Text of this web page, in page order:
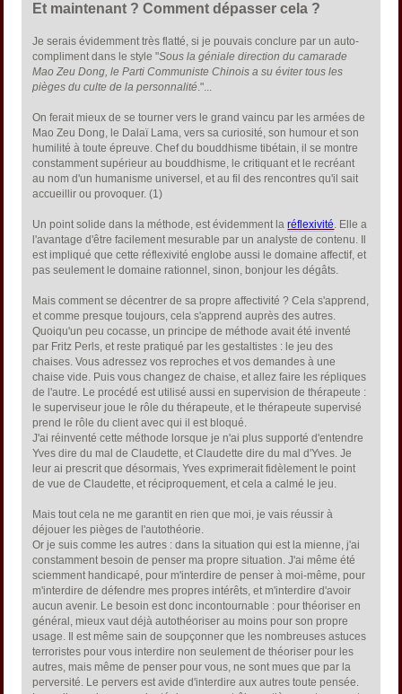
Et maintenant ? Comment dépasser cela ?
Je serais évidemment très flatté, si je pouvais conclure par un auto-
compliment dans le style "Sous la géniale direction du camarade
Mao Zeu Dong, le Parti Communiste Chinois a su éviter tous les
pièges du culte de la personnalité."...
On ferait mieux de se tourner vers le grand vaincu par les armées de
Mao Zeu Dong, le Dalaï Lama, vers sa curiosité, son humour et son
humilité à toute épreuve. Chef du bouddhisme tibétain, il se montre
constamment supérieur au bouddhisme, le critiquant et le recréant
au nom d'un humanisme universel, et au fil des rencontres qu'il sait
accueillir ou provoquer. (1)
Un point solide dans la méthode, est évidemment laréflexivité. Elle a
l'avantage d'être facilement mesurable par un analyste de contenu. Il
est impliqué que cette réflexivité englobe aussi le domaine affectif, et
pas seulement le domaine rationnel, sinon, bonjour les dégâts.
Mais comment se décentrer de sa propre affectivité ? Cela s'apprend,
et comme presque toujours, cela s'apprend auprès des autres.
Quoiqu'un peu cocasse, un principe de méthode avait été inventé
par Fritz Perls, et reste pratiqué par les gestaltistes : le jeu des
chaises. Vous adressez vos reproches et vos demandes à une
chaise vide. Puis vous changez de chaise, et allez faire les répliques
de l'autre. Le procédé est utilisé aussi en supervision de thérapeute :
le superviseur joue le rôle du thérapeute, et le thérapeute supervisé
prend le rôle du client avec qui il est bloqué.
J'ai réinventé cette méthode lorsque je n'ai plus supporté d'entendre
Yves dire du mal de Claudette, et Claudette dire du mal d'Yves. Je
leur ai prescrit que désormais, Yves exprimerait fidèlement le point
de vue de Claudette, et réciproquement, et cela a calmé le jeu.
Mais tout cela ne me garantit en rien que moi, je vais réussir à
déjouer les pièges de l'autothéorie.
Or je suis comme les autres : dans la situation qui est la mienne, j'ai
constamment besoin de penser ma propre situation. J'ai même été
sciemment handicapé, pour m'interdire de penser à moi-même, pour
m'interdire de défendre mes propres intérêts, et m'interdire d'avoir
aucun avenir. Le besoin est donc incontournable : pour théoriser en
général, mieux vaut déjà autothéoriser au moins pour son propre
usage. Il est même sain de soupçonner que les nombreuses astuces
terroristes pour vous interdire non seulement de théoriser pour les
autres, mais même de penser pour vous, ne sont mues que par la
perversité. Le pervers est avide d'interdire aux autres toute pensée.